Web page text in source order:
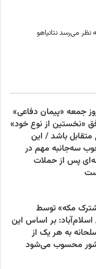
می‌رسد نتانیاهو
جمعه «پیمان دفاعی»
«نخستین از نوع خود»
باشد / این
سه‌جانبه مهم در
پس از حملات
مکه» توسط
اسلام‌آباد: بر اساس این
به هر یک از
محسوب می‌شود